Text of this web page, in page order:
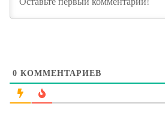
0 КОММЕНТАРИЕВ